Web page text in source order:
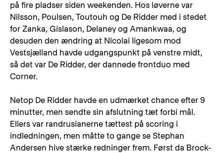
på fire pladser siden weekenden. Hos løverne var
Nilsson, Poulsen, Toutouh og De Ridder med i stedet
for Zanka, Gíslason, Delaney og Amankwaa, og
desuden den ændring at Nicolai ligesom mod
Vestsjælland havde udgangspunkt på venstre midt,
så det var De Ridder, der dannede frontduo med
Corner.
Netop De Ridder havde en udmærket chance efter 9
minutter, men sendte sin afslutning tæt forbi mål.
Ellers var randrusianerne tættest på scoring i
indledningen, men måtte to gange se Stephan
Andersen hive stærke redninger frem. Først da Brock-